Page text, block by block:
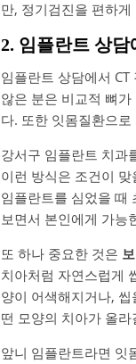
만, 정기검진을 편하
2. 임플란트 상
임플란트 상담에서
않은 분은 비교적 뼈
다. 또한 잇몸질환으
강서구 임플란트 치과
이런 방식은 조건이
임플란트를 심었을 때
보면서 본인에게 가능
또 하나 중요한 것은
치아처럼 자연스럽게
양이 어색해지거나,
떤 모양의 치아가 올
앞니 임플란트라면 잇